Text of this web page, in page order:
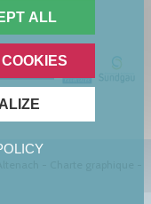
-
ALL